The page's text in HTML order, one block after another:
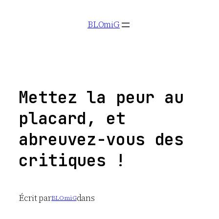
BLOmiG
Mettez la peur au
placard, et
abreuvez-vous des
critiques !
Écrit parBLOmiGdans